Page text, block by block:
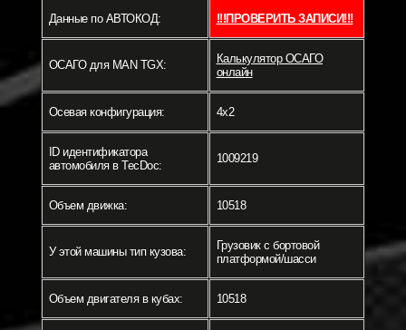
Данные по АВТОКОД: !!!ПРОВЕРИТЬ ЗАПИСИ!!!
ОСАГО для MAN TGX:
Калькулятор ОСАГО
онлайн
Осевая конфигурация: 4x2
ID идентификатора
автомобиля в TecDoc:
1009219
Объем движка: 10518
У этой машины тип кузова:
Грузовик c бортовой
платформой/шасси
Объем двигателя в кубах: 10518